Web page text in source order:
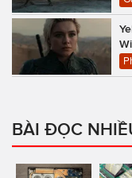
BÀI ĐỌC